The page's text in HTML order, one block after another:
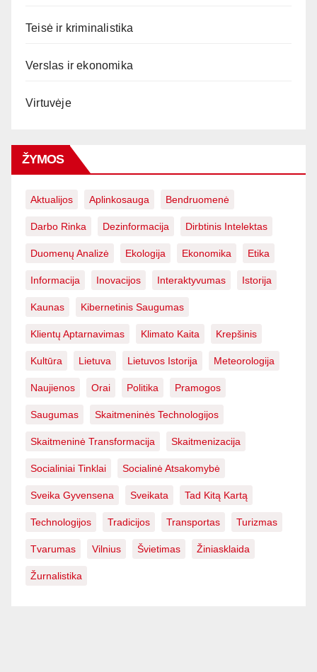
Teisė ir kriminalistika
Verslas ir ekonomika
Virtuvėje
ŽYMOS
Aktualijos Aplinkosauga Bendruomenė
Darbo Rinka Dezinformacija Dirbtinis Intelektas
Duomenų Analizė Ekologija Ekonomika Etika
Informacija Inovacijos Interaktyvumas Istorija
Kaunas Kibernetinis Saugumas
Klientų Aptarnavimas Klimato Kaita Krepšinis
Kultūra Lietuva Lietuvos Istorija Meteorologija
Naujienos Orai Politika Pramogos
Saugumas Skaitmeninės Technologijos
Skaitmeninė Transformacija Skaitmenizacija
Socialiniai Tinklai Socialinė Atsakomybė
Sveika Gyvensena Sveikata Tad Kitą Kartą
Technologijos Tradicijos Transportas Turizmas
Tvarumas Vilnius Švietimas Žiniasklaida
Žurnalistika